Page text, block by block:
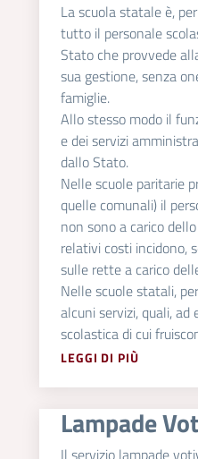
La scuola statale è,
tutto il personale
Stato che provvede
sua gestione, senza
famiglie.
Allo stesso modo il
e dei servizi
dallo Stato.
Nelle scuole paritarie
quelle comunali) il
non sono a carico
relativi costi incidono,
sulle rette a carico
Nelle scuole statali,
alcuni servizi, quali, ad
scolastica di cui
LEGGI DI PIÙ
Lampade
Il servizio lampade